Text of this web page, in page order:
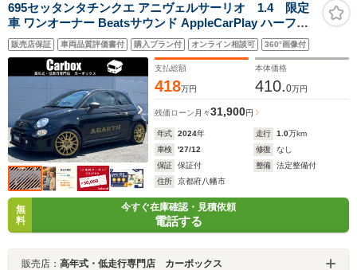
695セッタンタチンクエ アニヴェルサーリオ 1.4 限定
車 ワンオーナー Beatsサウンド AppleCarPlay ハーフレ
ザーシート Bluetooth コーナーセンサー オートライト デ
ィスプレイ USB ステアリングリモコン オートエアコン
ドラレコ ETC アルミ17インチ 禁煙車
販売店保証 車両品質評価書付 購入プラン付 オンライン相談可 360°画像付
支払総額
418万円
本体価格
410.0万円
残価ローン 月々31,900円
年式 2024年 走行 1.0万km
車検
'27/12 修復
なし
保証
保証付 整備
法定整備付
住所
京都府八幡市
無
料
今すぐ在庫確認・見積依頼
電話する
販売店： 高年式・低走行専門店 カーボックス